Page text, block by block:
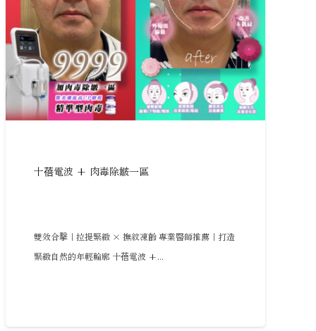
十蓓電波 + 肉毒除皺一區
雙效合擊｜拉提緊緻 × 撫紋凍齡 專業醫師推薦｜打造
緊緻自然的年輕輪廓 十蓓電波 +...